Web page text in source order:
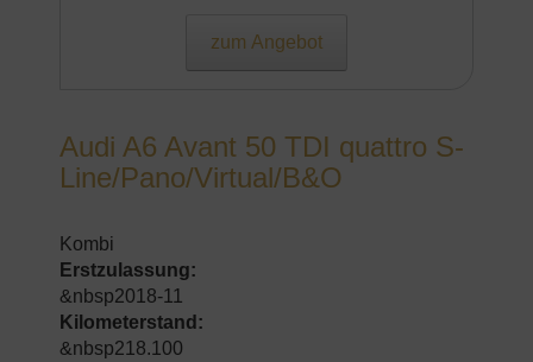
zum Angebot
Audi A6 Avant 50 TDI quattro S-
Line/Pano/Virtual/B&O
Kombi
Erstzulassung:
&nbsp2018-11
Kilometerstand:
&nbsp218.100